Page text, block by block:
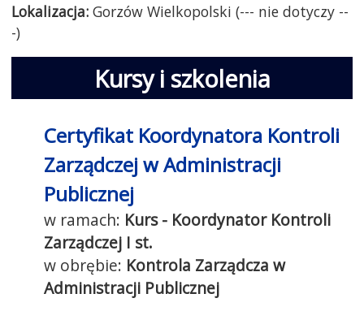
Lokalizacja:Gorzów Wielkopolski (--- nie dotyczy --
-)
Kursy i szkolenia
Certyfikat Koordynatora Kontroli
Zarządczej w Administracji
Publicznej
Kurs - Koordynator Kontroli
Zarządczej I st.
Kontrola Zarządcza w
Administracji Publicznej